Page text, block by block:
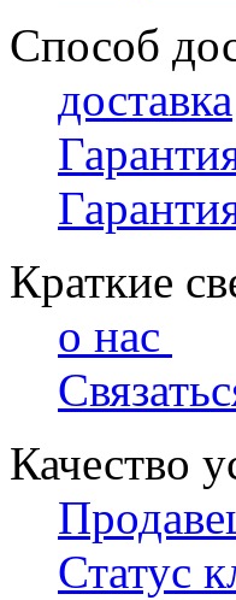
Способ
доставка
Краткие
о нас
Качество
Статус